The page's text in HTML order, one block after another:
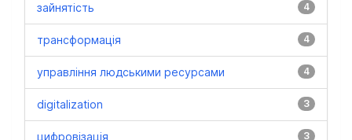
4
зайнятість
4
трансформація
4
управління людськими ресурсами
3
digitalization
3
цифровізація